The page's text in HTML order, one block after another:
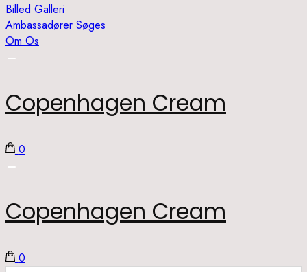
Billed Galleri
Ambassadører Søges
Om Os
Copenhagen Cream
0
Copenhagen Cream
0